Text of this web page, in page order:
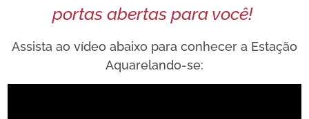
portas abertas para você!
Assista ao vídeo abaixo para conhecer a Estação
Aquarelando-se: